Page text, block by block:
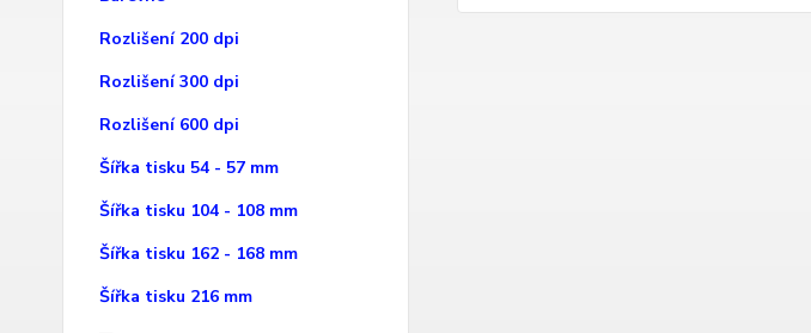
Rozlišení 200 dpi
Rozlišení 300 dpi
Rozlišení 600 dpi
Šířka tisku 54 - 57 mm
Šířka tisku 104 - 108 mm
Šířka tisku 162 - 168 mm
Šířka tisku 216 mm